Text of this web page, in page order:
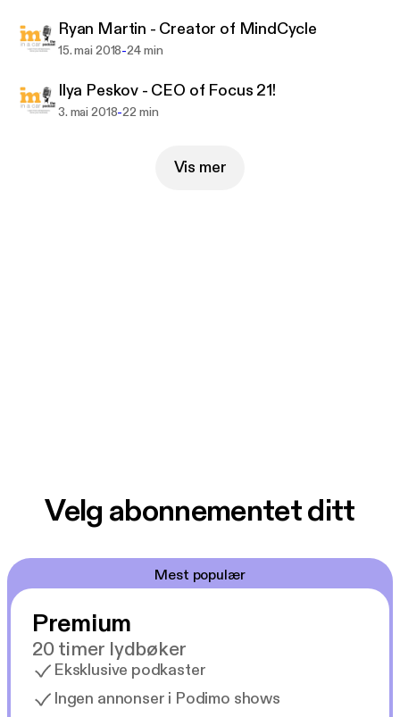
Ryan Martin - Creator of MindCycle
15. mai 2018-24 min
Ilya Peskov - CEO of Focus 21!
3. mai 2018-22 min
Vis mer
Velg abonnementet ditt
Mest populær
Premium
20 timer lydbøker
Eksklusive podkaster
Ingen annonser i Podimo shows